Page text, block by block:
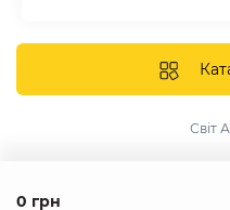
0 грн
Інвертори
Відгуки про нас
Доставка та оплата
Світ